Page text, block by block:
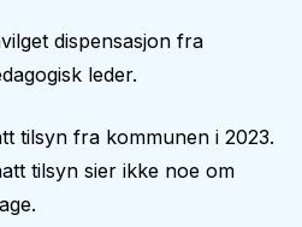
dispensasjon fra
leder.
tilsyn fra kommunen i 2023.
tilsyn sier ikke noe om